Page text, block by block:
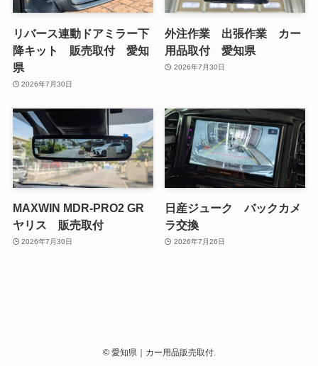
リバース連動ドアミラー下
降キット 販売取付 愛知
県
2026年7月30日
外注作業 出張作業 カー
用品取付 愛知県
2026年7月30日
MAXWIN MDR-PRO2 GR
ヤリス 販売取付
2026年7月30日
日産ジューク バックカメ
ラ交換
2026年7月26日
©愛知県｜カー用品販売取付.